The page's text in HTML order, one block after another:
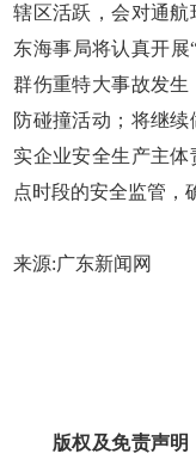
辖区活跃，会对通
东海事局将认真开
群伤重特大事故发
防碰撞活动；将继
实企业安全生产主
点时段的安全监管，
来源:广东新闻网
版权及免责声明